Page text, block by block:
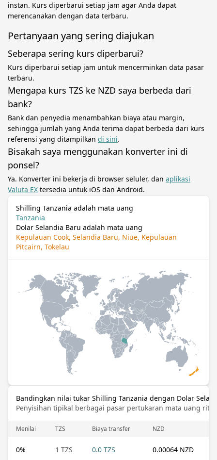
instan. Kurs diperbarui setiap jam agar Anda dapat
merencanakan dengan data terbaru.
Pertanyaan yang sering diajukan
Seberapa sering kurs diperbarui?
Kurs diperbarui setiap jam untuk mencerminkan data pasar
terbaru.
Mengapa kurs TZS ke NZD saya berbeda dari
bank?
Bank dan penyedia menambahkan biaya atau margin,
sehingga jumlah yang Anda terima dapat berbeda dari kurs
referensi yang ditampilkan di sini.
Bisakah saya menggunakan konverter ini di
ponsel?
Ya. Konverter ini bekerja di browser seluler, dan aplikasi
Valuta EX tersedia untuk iOS dan Android.
Shilling Tanzania adalah mata uang
Tanzania
Dolar Selandia Baru adalah mata uang
Kepulauan Cook, Selandia Baru, Niue, Kepulauan
Pitcairn, Tokelau
Bandingkan nilai tukar Shilling Tanzania dengan Dolar
Penyisihan tipikal berbagai pasar pertukaran mata uang ritel
Menilai TZS Biaya transfer NZD
0% 1 TZS 0.0 TZS 0.00064 NZD